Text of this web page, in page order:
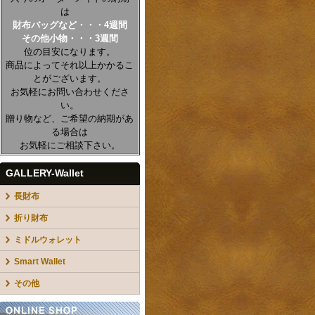
は
財布バッグなど・・・4週間
その他小物・・・3週間
位の目安になります。
商品によってそれ以上かかるこ
とがございます。
お気軽にお問い合わせくださ
い。
贈り物など、ご希望の納期があ
る場合は
お気軽にご相談下さい。
GALLERY-Wallet
長財布
折り財布
ミドルウォレット
Smart Wallet
その他